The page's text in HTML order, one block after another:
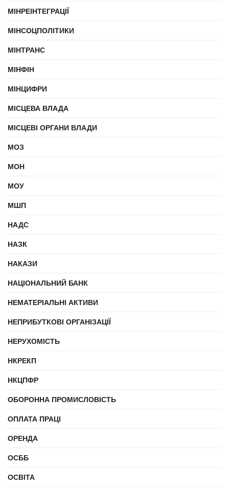
МІНРЕІНТЕГРАЦІЇ
МІНСОЦПОЛІТИКИ
МІНТРАНС
МІНФІН
МІНЦИФРИ
МІСЦЕВА ВЛАДА
МІСЦЕВІ ОРГАНИ ВЛАДИ
МОЗ
МОН
МОУ
МШП
НАДС
НАЗК
НАКАЗИ
НАЦІОНАЛЬНИЙ БАНК
НЕМАТЕРІАЛЬНІ АКТИВИ
НЕПРИБУТКОВІ ОРГАНІЗАЦІЇ
НЕРУХОМІСТЬ
НКРЕКП
НКЦПФР
ОБОРОННА ПРОМИСЛОВІСТЬ
ОПЛАТА ПРАЦІ
ОРЕНДА
ОСББ
ОСВІТА